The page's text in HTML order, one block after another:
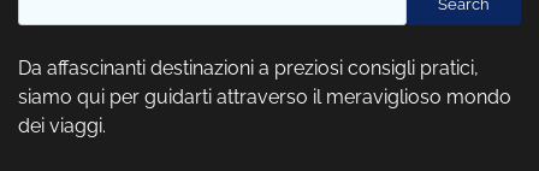
Search
Da affascinanti destinazioni a preziosi consigli pratici,
siamo qui per guidarti attraverso il meraviglioso mondo
dei viaggi.